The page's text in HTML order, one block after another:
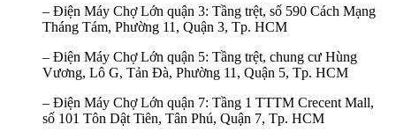
– Điện Máy Chợ Lớn quận 3: Tầng trệt, số 590 Cách Mạng
Tháng Tám, Phường 11, Quận 3, Tp. HCM
– Điện Máy Chợ Lớn quận 5: Tầng trệt, chung cư Hùng
Vương, Lô G, Tản Đà, Phường 11, Quận 5, Tp. HCM
– Điện Máy Chợ Lớn quận 7: Tầng 1 TTTM Crecent Mall,
số 101 Tôn Dật Tiên, Tân Phú, Quận 7, Tp. HCM